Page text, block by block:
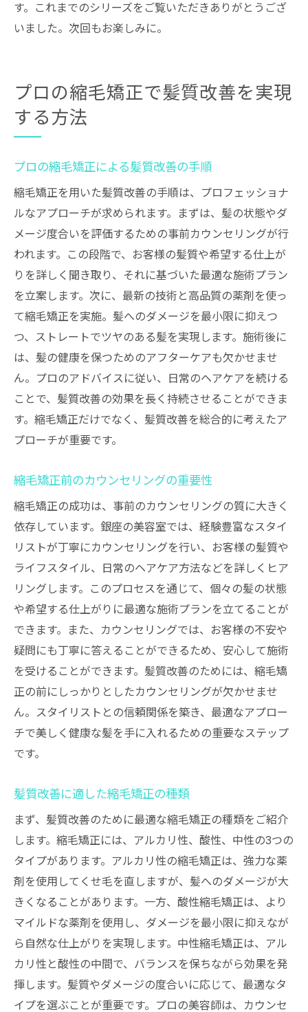
す。これまでのシリーズをご覧いただきありがとうござ
いました。次回もお楽しみに。
プロの縮毛矯正で髪質改善を実現
する方法
プロの縮毛矯正による髪質改善の手順
縮毛矯正を用いた髪質改善の手順は、プロフェッショナ
ルなアプローチが求められます。まずは、髪の状態やダ
メージ度合いを評価するための事前カウンセリングが行
われます。この段階で、お客様の髪質や希望する仕上が
りを詳しく聞き取り、それに基づいた最適な施術プラン
を立案します。次に、最新の技術と高品質の薬剤を使っ
て縮毛矯正を実施。髪へのダメージを最小限に抑えつ
つ、ストレートでツヤのある髪を実現します。施術後に
は、髪の健康を保つためのアフターケアも欠かせませ
ん。プロのアドバイスに従い、日常のヘアケアを続ける
ことで、髪質改善の効果を長く持続させることができま
す。縮毛矯正だけでなく、髪質改善を総合的に考えたア
プローチが重要です。
縮毛矯正前のカウンセリングの重要性
縮毛矯正の成功は、事前のカウンセリングの質に大きく
依存しています。銀座の美容室では、経験豊富なスタイ
リストが丁寧にカウンセリングを行い、お客様の髪質や
ライフスタイル、日常のヘアケア方法などを詳しくヒア
リングします。このプロセスを通じて、個々の髪の状態
や希望する仕上がりに最適な施術プランを立てることが
できます。また、カウンセリングでは、お客様の不安や
疑問にも丁寧に答えることができるため、安心して施術
を受けることができます。髪質改善のためには、縮毛矯
正の前にしっかりとしたカウンセリングが欠かせませ
ん。スタイリストとの信頼関係を築き、最適なアプロー
チで美しく健康な髪を手に入れるための重要なステップ
です。
髪質改善に適した縮毛矯正の種類
まず、髪質改善のために最適な縮毛矯正の種類をご紹介
します。縮毛矯正には、アルカリ性、酸性、中性の3つの
タイプがあります。アルカリ性の縮毛矯正は、強力な薬
剤を使用してくせ毛を直しますが、髪へのダメージが大
きくなることがあります。一方、酸性縮毛矯正は、より
マイルドな薬剤を使用し、ダメージを最小限に抑えなが
ら自然な仕上がりを実現します。中性縮毛矯正は、アル
カリ性と酸性の中間で、バランスを保ちながら効果を発
揮します。髪質やダメージの度合いに応じて、最適なタ
イプを選ぶことが重要です。プロの美容師は、カウンセ